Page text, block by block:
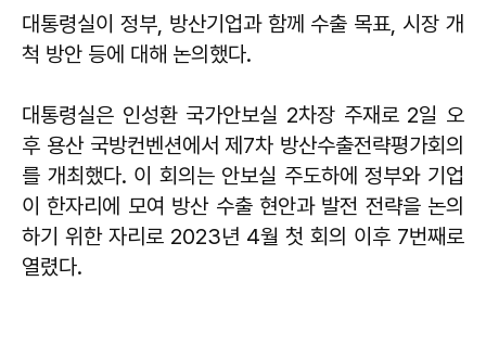
대통령실이 정부, 방산기업과 함께 수출 목표, 시장 개
척 방안 등에 대해 논의했다.
대통령실은 인성환 국가안보실 2차장 주재로 2일 오
후 용산 국방컨벤션에서 제7차 방산수출전략평가회의
를 개최했다. 이 회의는 안보실 주도하에 정부와 기업
이 한자리에 모여 방산 수출 현안과 발전 전략을 논의
하기 위한 자리로 2023년 4월 첫 회의 이후 7번째로
열렸다.